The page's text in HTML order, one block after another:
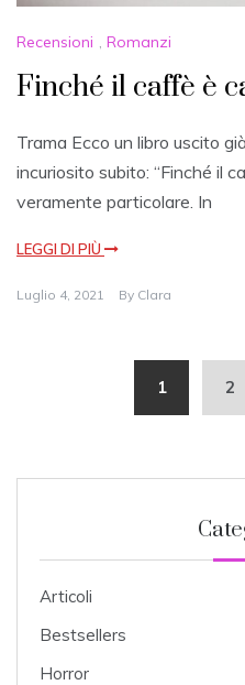
Recensioni Romanzi
Finché il caffè è
Trama Ecco un libro uscito
incuriosito subito: “Finché il
veramente particolare. In
LEGGI DI PIÙ
Luglio 4, 2021 By Clara
1 2
Articoli
Bestsellers
Horror